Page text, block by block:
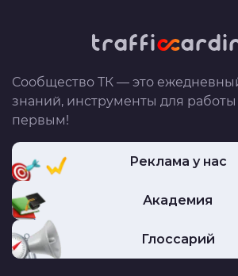
Сообщество ТК — это
знаний, инструменты для
первым!
Реклама у нас
Академия
Глоссарий